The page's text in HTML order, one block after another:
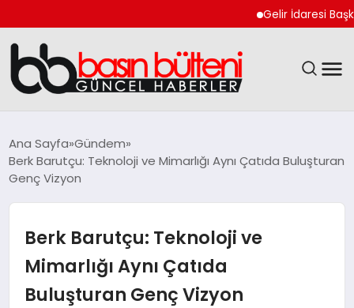
Gelir İdaresi
GÜNCEL
SAĞLIK
Ana Sayfa Gündem
Berk Barutçu: Teknoloji ve Mimarlığı Aynı Çatıda Buluşturan
Genç Vizyon
Berk Barutçu: Teknoloji ve
Mimarlığı Aynı Çatıda
Buluşturan Genç Vizyon